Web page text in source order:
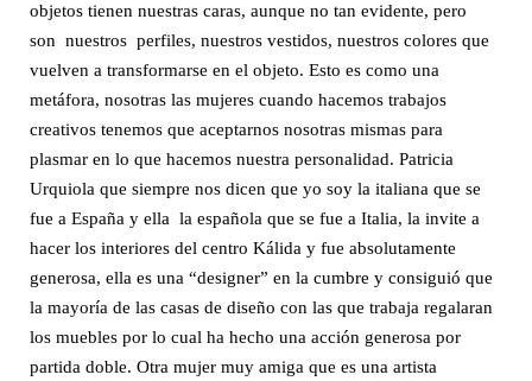
objetos tienen nuestras caras, aunque no tan evidente, pero
son nuestros perfiles, nuestros vestidos, nuestros colores que
vuelven a transformarse en el objeto. Esto es como una
metáfora, nosotras las mujeres cuando hacemos trabajos
creativos tenemos que aceptarnos nosotras mismas para
plasmar en lo que hacemos nuestra personalidad. Patricia
Urquiola que siempre nos dicen que yo soy la italiana que se
fue a España y ella la española que se fue a Italia, la invite a
hacer los interiores del centro Kálida y fue absolutamente
generosa, ella es una “designer” en la cumbre y consiguió que
la mayoría de las casas de diseño con las que trabaja regalaran
los muebles por lo cual ha hecho una acción generosa por
partida doble. Otra mujer muy amiga que es una artista